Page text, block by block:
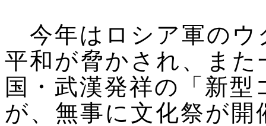
今年はロシア軍のウ
平和が脅かされ、ま
国・武漢発祥の「新
が、無事に文化祭が